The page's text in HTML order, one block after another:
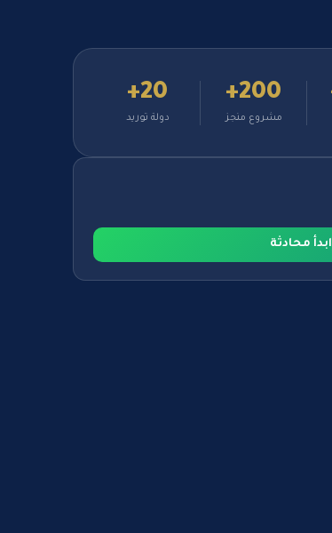
200+
مشروع منجز
20+
دولة توريد
ابدأ محادثة